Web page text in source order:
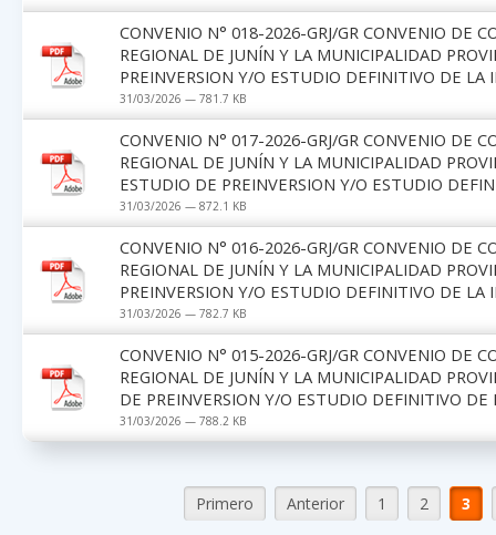
CONVENIO N° 018-2026-GRJ/GR CONVENIO DE
REGIONAL DE JUNÍN Y LA MUNICIPALIDAD
PREINVERSION Y/O ESTUDIO DEFINITIVO DE LA
31/03/2026 — 781.7 KB
CONVENIO N° 017-2026-GRJ/GR CONVENIO DE
REGIONAL DE JUNÍN Y LA MUNICIPALIDAD
ESTUDIO DE PREINVERSION Y/O ESTUDIO
31/03/2026 — 872.1 KB
CONVENIO N° 016-2026-GRJ/GR CONVENIO DE
REGIONAL DE JUNÍN Y LA MUNICIPALIDAD
PREINVERSION Y/O ESTUDIO DEFINITIVO DE LA
31/03/2026 — 782.7 KB
CONVENIO N° 015-2026-GRJ/GR CONVENIO DE
REGIONAL DE JUNÍN Y LA MUNICIPALIDAD
DE PREINVERSION Y/O ESTUDIO DEFINITIVO DE
31/03/2026 — 788.2 KB
Primero Anterior 1 2 3